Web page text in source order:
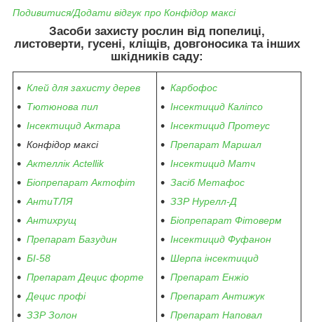
Подивитися/Додати відгук про Конфідор максі
Засоби захисту рослин від попелиці,
листоверти, гусені, кліщів, довгоносика та інших
шкідників саду:
Клей для захисту дерев
Тютюнова пил
Інсектицид Актара
Конфідор максі
Актеллік Actellik
Біопрепарат Актофіт
АнтиТЛЯ
Антихрущ
Препарат Базудин
БІ-58
Препарат Децис форте
Децис профі
ЗЗР Золон
Карбофос
Інсектицид Каліпсо
Інсектицид Протеус
Препарат Маршал
Інсектицид Матч
Засіб Метафос
ЗЗР Нурелл-Д
Біопрепарат Фітоверм
Інсектицид Фуфанон
Шерпа інсектицид
Препарат Енжіо
Препарат Антижук
Препарат Наповал